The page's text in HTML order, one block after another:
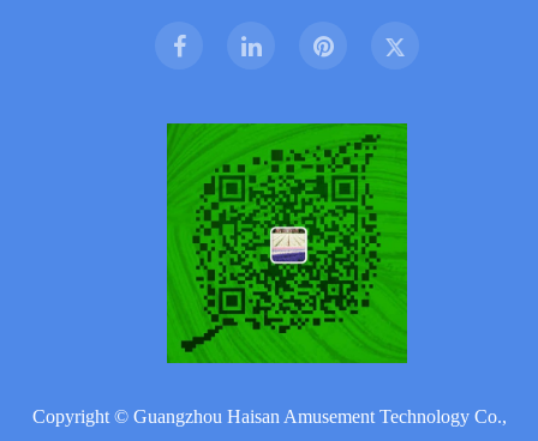
Copyright © Guangzhou Haisan Amusement Technology Co.,